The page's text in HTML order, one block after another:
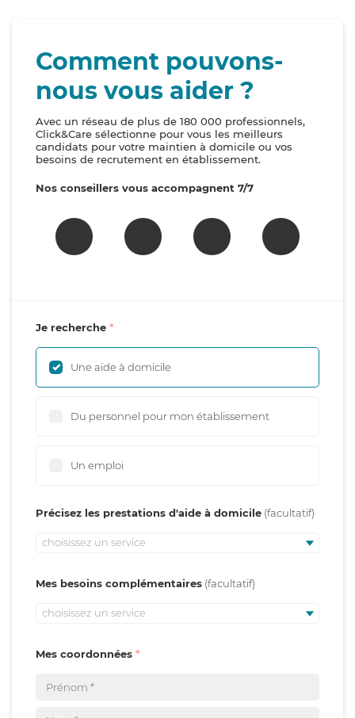
Comment pouvons-
nous vous aider ?
Avec un réseau de plus de 180 000 professionnels,
Click&Care sélectionne pour vous les meilleurs
candidats pour votre maintien à domicile ou vos
besoins de recrutement en établissement.
Nos conseillers vous accompagnent 7/7
Je recherche
Une aide à domicile
Du personnel pour mon établissement
Un emploi
Précisez les prestations d'aide à domicile
choisissez un service
Mes besoins complémentaires
choisissez un service
Mes coordonnées